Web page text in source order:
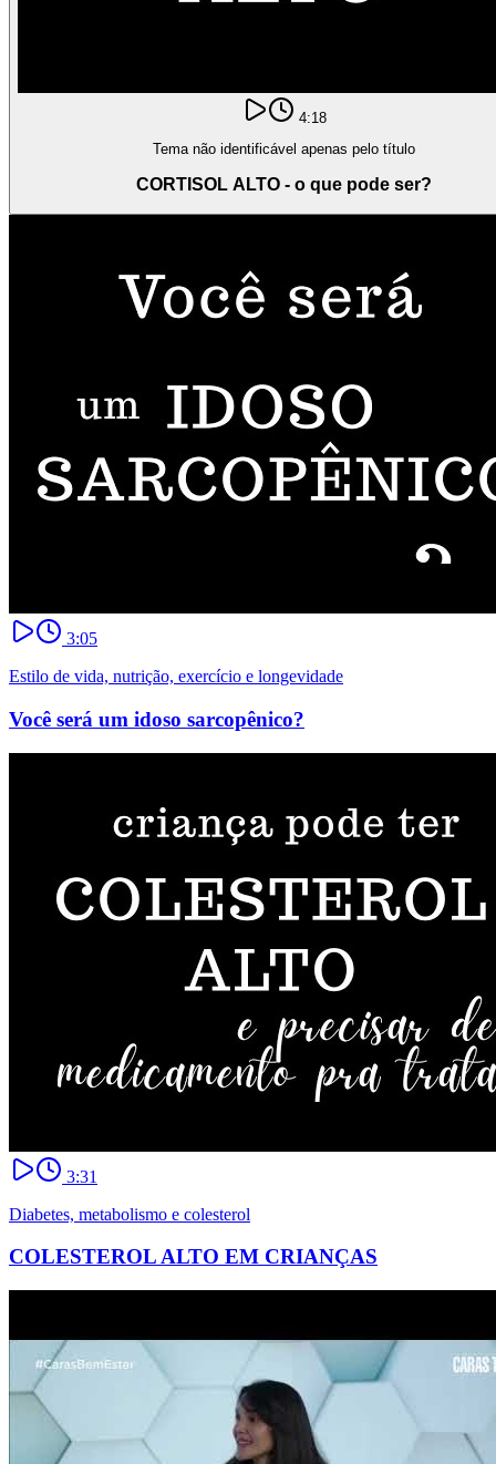
4:18
Tema não identificável apenas pelo título
CORTISOL ALTO - o que pode ser?
3:05
Estilo de vida, nutrição, exercício e longevidade
Você será um idoso sarcopênico?
3:31
Diabetes, metabolismo e colesterol
COLESTEROL ALTO EM CRIANÇAS